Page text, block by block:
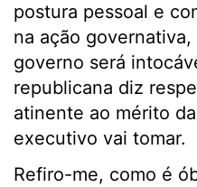
postura pessoal e
na ação
governo será
republicana diz
atinente ao mérito
executivo vai tomar.
Refiro-me, como é